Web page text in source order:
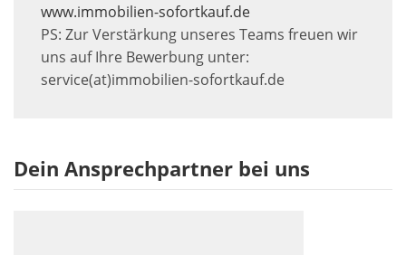
www.immobilien-sofortkauf.de
PS: Zur Verstärkung unseres Teams freuen wir
uns auf Ihre Bewerbung unter:
service(at)immobilien-sofortkauf.de
Dein Ansprechpartner bei uns